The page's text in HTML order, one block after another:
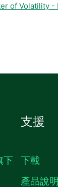
of Volatility -
下
支援
下載
產品說